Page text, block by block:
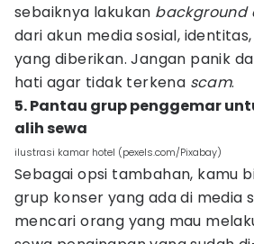
sebaiknya lakukan background
dari akun media sosial,
yang diberikan. Jangan panik
hati agar tidak terkena scam.
5. Pantau grup penggemar
alih sewa
ilustrasi kamar hotel (pexels.com/Pixabay)
Sebagai opsi tambahan, kamu
grup konser yang ada di media
mencari orang yang mau